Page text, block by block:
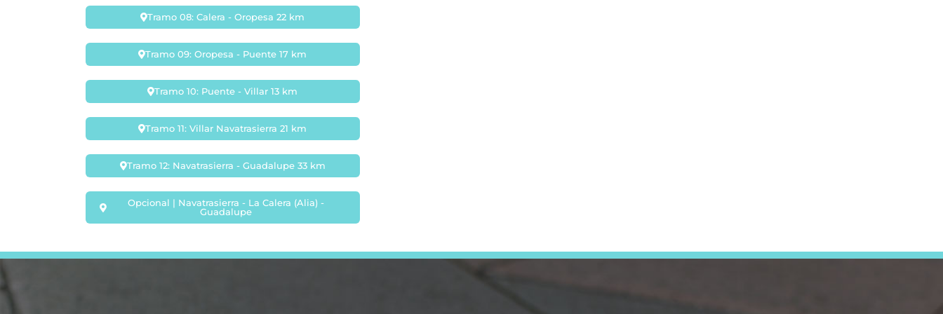
Tramo 08: Calera - Oropesa 22 km
Tramo 09: Oropesa - Puente 17 km
Tramo 10: Puente - Villar 13 km
Tramo 11: Villar Navatrasierra 21 km
Tramo 12: Navatrasierra - Guadalupe 33 km
Opcional | Navatrasierra - La Calera (Alia) -
Guadalupe